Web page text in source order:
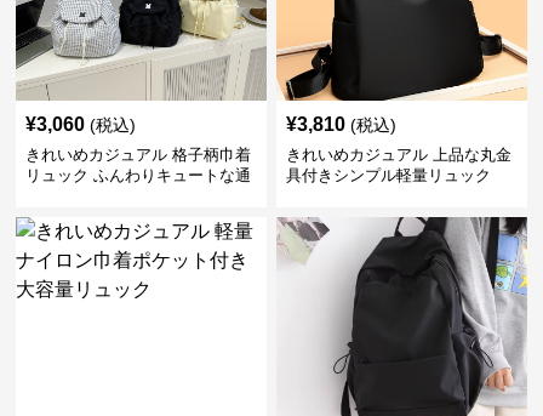
¥3,060 (税込)
きれいめカジュアル 格子柄巾着
リュック ふんわりキュートな通
¥3,810 (税込)
きれいめカジュアル 上品な丸金
具付きシンプル軽量リュック